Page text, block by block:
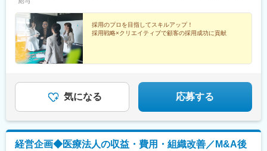
駅、城下駅(岡山県)、宇品四丁目駅、段原一丁目駅、祇園駅(福岡
県)、西黒崎駅、長崎駅前駅、新宿駅、有楽町駅、四ツ橋駅、府中
本町駅、上野広小路駅、越前花堂駅、茶所駅、ドーム前千代崎
駅、花田口駅、県庁前駅(兵庫県)、郵便局前駅、宇品二丁目駅、比
治山橋駅、旦過駅、天神南駅、五島町駅
採用のプロを目指してスキルアップ！
採用戦略×クリエイティブで顧客の採用成功に貢献
気になる 応募する
経営企画◆医療法人の収益・費用・組織改善／M&A後